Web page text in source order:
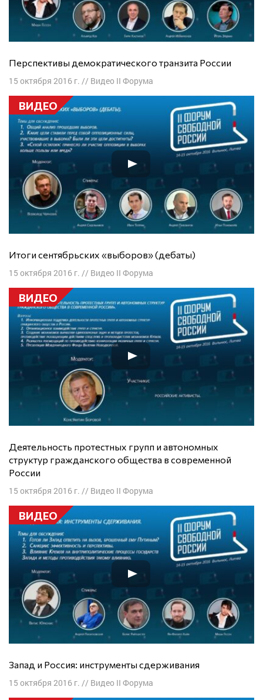
Перспективы демократического транзита России
15 октября 2016 г. // Видео II Форума
ВИДЕО
Итоги сентябрьских «выборов» (дебаты)
15 октября 2016 г. // Видео II Форума
ВИДЕО
Деятельность протестных групп и автономных
структур гражданского общества в современной
России
15 октября 2016 г. // Видео II Форума
ВИДЕО
Запад и Россия: инструменты сдерживания
15 октября 2016 г. // Видео II Форума